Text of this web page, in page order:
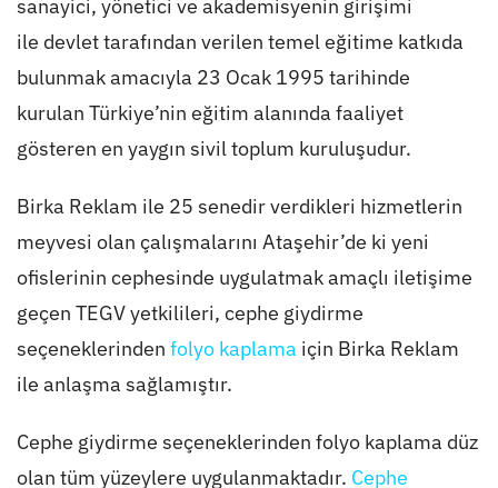
sanayici, yönetici ve akademisyenin girişimi
ile devlet tarafından verilen temel eğitime katkıda
bulunmak amacıyla 23 Ocak 1995 tarihinde
kurulan Türkiye’nin eğitim alanında faaliyet
gösteren en yaygın sivil toplum kuruluşudur.
Birka Reklam ile 25 senedir verdikleri hizmetlerin
meyvesi olan çalışmalarını Ataşehir’de ki yeni
ofislerinin cephesinde uygulatmak amaçlı iletişime
geçen TEGV yetkilileri, cephe giydirme
seçeneklerinden folyo kaplama için Birka Reklam
ile anlaşma sağlamıştır.
Cephe giydirme seçeneklerinden folyo kaplama düz
olan tüm yüzeylere uygulanmaktadır. Cephe